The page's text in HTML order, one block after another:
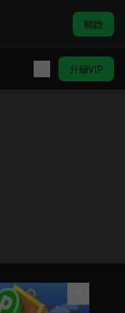
開啟
升級VIP